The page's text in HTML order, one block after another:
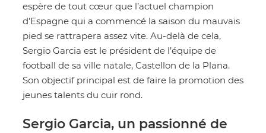
espère de tout cœur que l’actuel champion
d’Espagne qui a commencé la saison du mauvais
pied se rattrapera assez vite. Au-delà de cela,
Sergio Garcia est le président de l’équipe de
football de sa ville natale, Castellon de la Plana.
Son objectif principal est de faire la promotion des
jeunes talents du cuir rond.
Sergio Garcia, un passionné de